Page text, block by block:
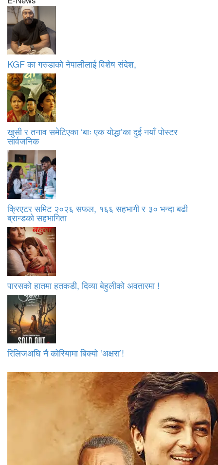
KGF का गरुडाको नेपालीलाई विशेष संदेश,
खुसी र तनाव समेटिएका ‘बाः एक योद्धा’का दुई नयाँ पोस्टर
सार्वजनिक
क्रिएटर समिट २०२६ सफल, १६६ सहभागी र ३० भन्दा बढी
ब्रान्डको सहभागिता
पारसको हातमा हतकडी, दिव्या बेहुलीको अवतारमा !
रिलिजअघि नै कोरियामा बिक्यो ‘अक्षरा’!